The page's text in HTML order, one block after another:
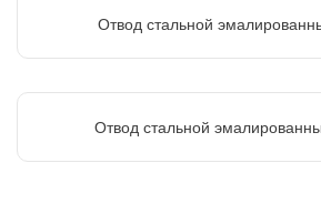
Отвод стальной
Отвод стальной